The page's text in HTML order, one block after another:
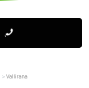
Vallirana